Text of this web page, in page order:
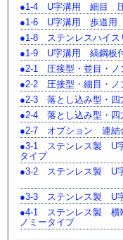
1-4 U字溝用 細目
1-6 U字溝用 歩道用
1-8 ステンレスハイス
1-9 U字溝用 縞鋼板
2-1 圧接型・並目・ノ
2-2 圧接型・細目・ノ
2-3 落とし込み型・
2-4 落とし込み型・
2-7 オプション 連結
3-1 ステンレス製 U
タイプ
3-2 ステンレス製 U
3-3 ステンレス製 U
4-1 ステンレス製 横
ノミータイプ